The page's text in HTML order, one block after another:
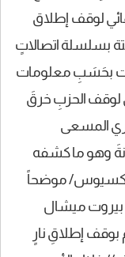
لوقف إطلاق
بسلسلة اتصالاتٍ
بحَسَبِ معلومات
لوقف الحزبِ خرقَ
المسعى
وهو ما كشفه
أكسيوس/ موضحاً
بيروت ميشال
بوقف إطلاقِ نارٍ